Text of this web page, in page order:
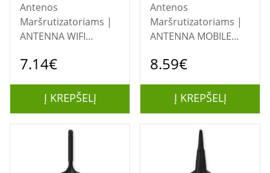
Antenos
Maršrutizatoriams |
ANTENNA WIFI
TELTONIKA
7.14€
Į KREPŠELĮ
Antenos
Maršrutizatoriams |
ANTENNA MOBILE
ADHESIVE/PR1AS420
8.59€
Į KREPŠELĮ